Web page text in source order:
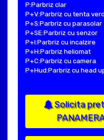
P:Parbriz clar
P+V:Parbriz cu tenta
P+S:Parbriz cu parasolar
P+SE:Parbriz cu senzor
P+I:Parbriz cu incalzire
P+H:Parbriz heliomat
P+C:Parbriz cu camera
P+Hud:Parbriz cu head
Solicita pret